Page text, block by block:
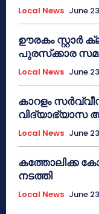
Local News June
ഊരകം സ്റ്റാർ
പുരസ്‌ക്കാര
Local News June
കാറളം
വിദ്യാഭ്യാസ
Local News June
കത്തോലിക്ക
നടത്തി
Local News June